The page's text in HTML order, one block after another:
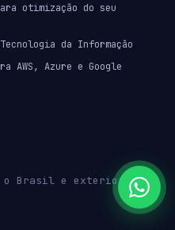
otimização do seu
da Informação
AWS, Azure e Google
o Brasil e exterior